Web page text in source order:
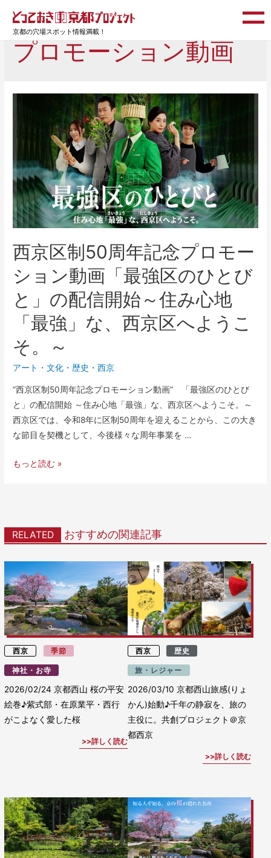
京都の穴場スポット情報満載！
プロモーション動画
西京区制50周年記念プロモー
ション動画「最強区のひとび
と」の配信開始～住み心地
「最強」な、西京区へようこ
そ。～
アート・文化 ・ 歴史 ・西京
”西京区制50周年記念プロモーション動画” 「最強区のひとび
と」の配信開始 ～住み心地「最強」な、西京区へようこそ。～
西京区では、令和8年に区制50周年を迎えることから、この大き
な節目を契機として、今後様々な周年事業を …
もっと読む »
RELATED おすすめの関連記事
西京 季節
神社・お寺
2026/02/24京都西山 桜の平安
絵巻♪紫式部・在原業平・西行
がこよなく愛した桜
詳しく読む
西京 歴史
旅・レジャー
2026/03/10 京都西山旅感(りょ
かん)始動♪千年の静寂を、旅の
主役に。共創プロジェクト＠京
都西京
詳しく読む